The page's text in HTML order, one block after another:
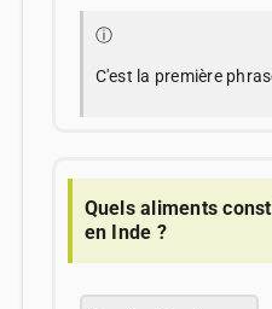
ⓘ
C'est la première
Quels aliments
en Inde ?